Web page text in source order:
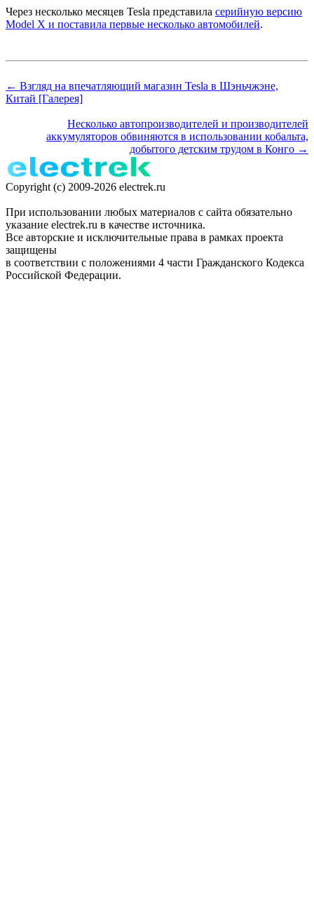
Через несколько месяцев Tesla представила серийную версию
Model X и поставила первые несколько автомобилей.
← Взгляд на впечатляющий магазин Tesla в Шэньчжэне,
Китай [Галерея]
Несколько автопроизводителей и производителей
аккумуляторов обвиняются в использовании кобальта,
добытого детским трудом в Конго →
Copyright (c) 2009-2026 electrek.ru
При использовании любых материалов с сайта обязательно
указание electrek.ru в качестве источника.
Все авторские и исключительные права в рамках проекта
защищены
в соответствии с положениями 4 части Гражданского Кодекса
Российской Федерации.